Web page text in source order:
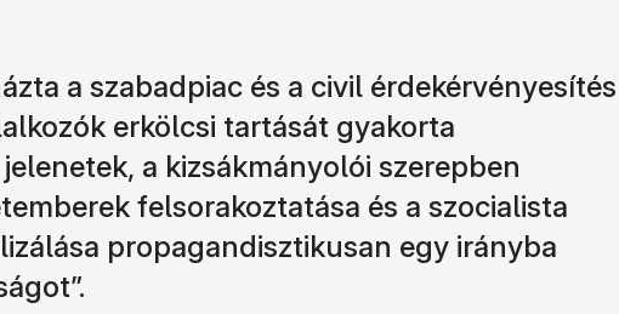
a szabadpiac és a civil érdekérvényesítés
erkölcsi tartását gyakorta
a kizsákmányolói szerepben
felsorakoztatása és a szocialista
propagandisztikusan egy irányba